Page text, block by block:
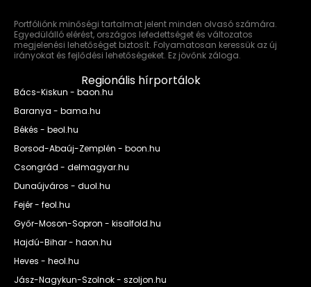
Portfóliónk minőségi tartalmat jelent minden olvasó számára.
Egyedülálló elérést, országos lefedettséget és változatos
megjelenési lehetőséget biztosít. Folyamatosan keressük az új
irányokat és fejlődési lehetőségeket. Ez jövőnk záloga.
Regionális hírportálok
Bács-Kiskun - baon.hu
Baranya - bama.hu
Békés - beol.hu
Borsod-Abaúj-Zemplén - boon.hu
Csongrád - delmagyar.hu
Dunaújváros - duol.hu
Fejér - feol.hu
Győr-Moson-Sopron - kisalfold.hu
Hajdú-Bihar - haon.hu
Heves - heol.hu
Jász-Nagykun-Szolnok - szoljon.hu